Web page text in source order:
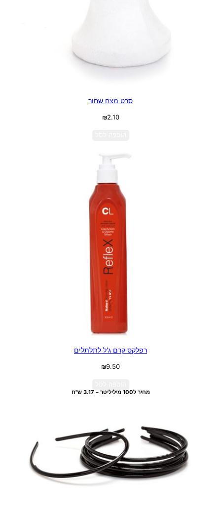
סרט מצח שחור
₪2.10
רפלקס קרם ג'ל לתלתלים
₪9.50
מחיר ל100 מיליליטר – 3.17 ש"ח